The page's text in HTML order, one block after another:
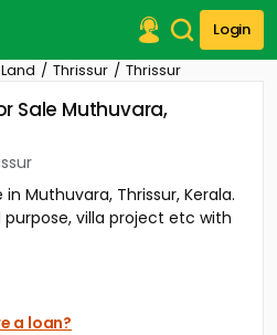
Login
Thrissur Thrissur
Sale Muthuvara,
Muthuvara, Thrissur, Kerala.
villa project etc with
a loan?